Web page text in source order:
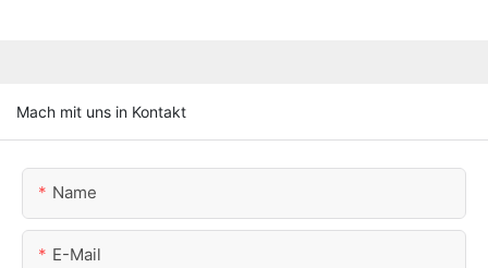
Mach mit uns in Kontakt
Name
E-Mail